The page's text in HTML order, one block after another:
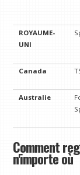
ROYAUME-
UNI
Canada
Australie
Comment
n'importe où